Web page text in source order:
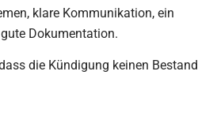
klare Kommunikation, ein
Dokumentation.
die Kündigung keinen Bestand